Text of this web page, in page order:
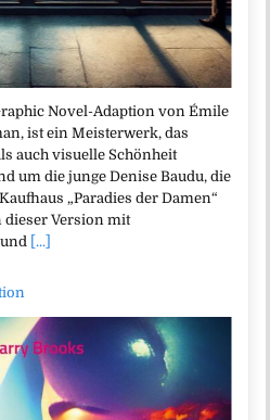
Novel-Adaption von Émile
ist ein Meisterwerk, das
auch visuelle Schönheit
um die junge Denise Baudu, die
„Paradies der Damen“
dieser Version mit
[...]